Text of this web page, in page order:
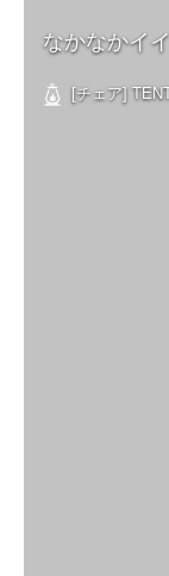
なかなかイ
[チェア]